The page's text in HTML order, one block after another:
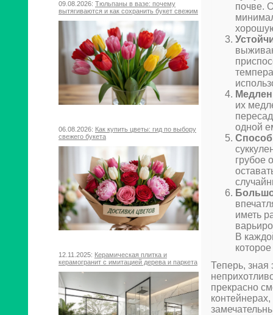
09.08.2026: Тюльпаны в вазе: почему
вытягиваются и как сохранить букет свежим
06.08.2026: Как купить цветы: гид по выбору
свежего букета
12.11.2025: Керамическая плитка и
керамогранит с имитацией дерева и паркета
почве.
их
одной
грубое
иметь
В
Теперь, зная
прекрасно